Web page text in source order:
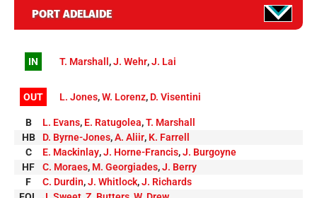
PORT ADELAIDE
IN T. Marshall ,J. Wehr,J. Lai
OUT L. Jones,W. Lorenz, D. Visentini
B L. Evans, E. Ratugolea,T. Marshall
HB
D. Byrne-Jones,A. Aliir, K. Farrell
C
E. Mackinlay,J. Horne-Francis,J. Burgoyne
HF
C. Moraes, M. Georgiades,J. Berry
F
C. Durdin,J. Whitlock,J. Richards